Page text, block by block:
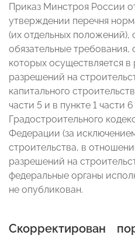
Приказ Минстроя России
утверждении перечня
(их отдельных
обязательные требования,
которых осуществляется в
разрешений на
капитального
части 5 и в пункте 1 части
Градостроительного
Федерации (за
строительства, в
разрешений на
федеральные органы
не опубликован.
Скорректирован